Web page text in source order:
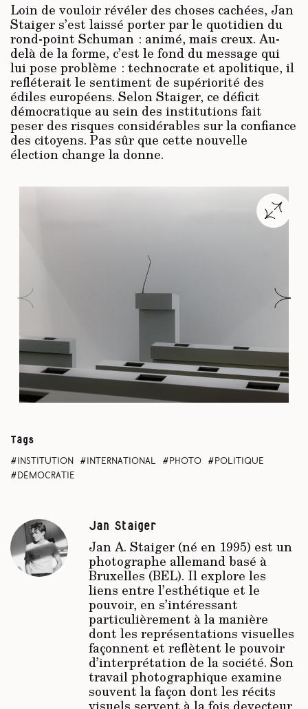
Loin de vouloir révéler des choses cachées, Jan
Staiger s’est laissé porter par le quotidien du
rond-point Schuman : animé, mais creux. Au-
delà de la forme, c’est le fond du message qui
lui pose problème : technocrate et apolitique, il
refléterait le sentiment de supériorité des
édiles européens. Selon Staiger, ce déficit
démocratique au sein des institutions fait
peser des risques considérables sur la confiance
des citoyens. Pas sûr que cette nouvelle
élection change la donne.
Tags
institution international photo
politique
démocratie
Jan Staiger
Jan A. Staiger (né en 1995) est un
photographe allemand basé à
Bruxelles (BEL). Il explore les
liens entre l’esthétique et le
pouvoir, en s’intéressant
particulièrement à la manière
dont les représentations visuelles
façonnent et reflètent le pouvoir
d’interprétation de la société. Son
travail photographique examine
souvent la façon dont les récits